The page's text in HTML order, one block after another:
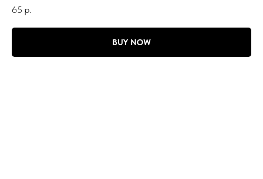
65 р.
BUY NOW